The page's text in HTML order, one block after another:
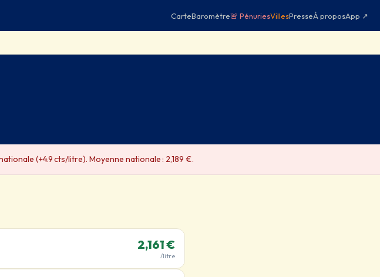
CarteBaromètre🚨 PénuriesVillesPresseÀ proposApp ↗
(+4.9 cts/litre). Moyenne nationale : 2,189 €.
2,161 €
/litre